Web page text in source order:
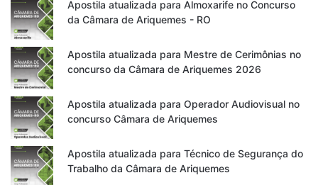
Apostila atualizada para Almoxarife no Concurso
da Câmara de Ariquemes - RO
Apostila atualizada para Mestre de Cerimônias no
concurso da Câmara de Ariquemes 2026
Apostila atualizada para Operador Audiovisual no
concurso Câmara de Ariquemes
Apostila atualizada para Técnico de Segurança do
Trabalho da Câmara de Ariquemes